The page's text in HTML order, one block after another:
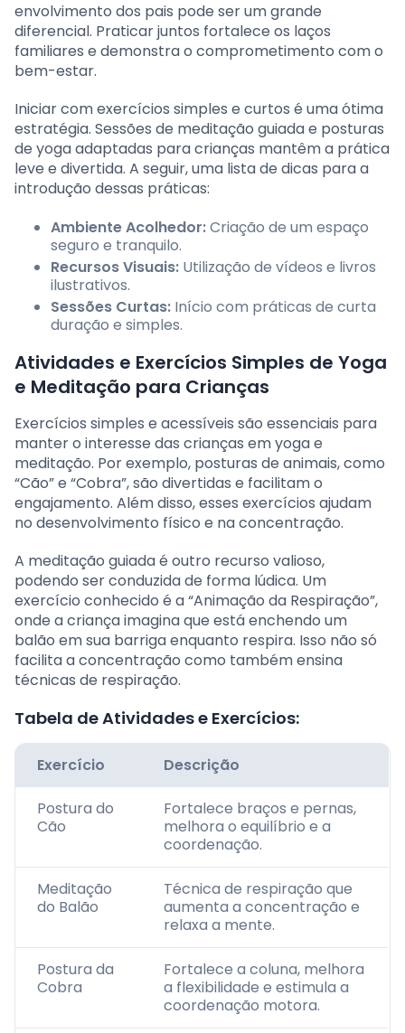
envolvimento dos pais pode ser um grande
diferencial. Praticar juntos fortalece os laços
familiares e demonstra o comprometimento com o
bem-estar.
Iniciar com exercícios simples e curtos é uma ótima
estratégia. Sessões de meditação guiada e posturas
de yoga adaptadas para crianças mantêm a prática
leve e divertida. A seguir, uma lista de dicas para a
introdução dessas práticas:
Ambiente Acolhedor:Criação de um espaço
seguro e tranquilo.
Recursos Visuais: Utilização de vídeos e livros
ilustrativos.
Sessões Curtas: Início com práticas de curta
duração e simples.
Atividades e Exercícios Simples de Yoga
e Meditação para Crianças
Exercícios simples e acessíveis são essenciais para
manter o interesse das crianças em yoga e
meditação. Por exemplo, posturas de animais, como
“Cão” e “Cobra”, são divertidas e facilitam o
engajamento. Além disso, esses exercícios ajudam
no desenvolvimento físico e na concentração.
A meditação guiada é outro recurso valioso,
podendo ser conduzida de forma lúdica. Um
exercício conhecido é a “Animação da Respiração”,
onde a criança imagina que está enchendo um
balão em sua barriga enquanto respira. Isso não só
facilita a concentração como também ensina
técnicas de respiração.
Tabela de Atividades e Exercícios:
Exercício Descrição
Postura do
Cão
Fortalece braços e pernas,
melhora o equilíbrio e a
coordenação.
Meditação
do Balão
Técnica de respiração que
aumenta a concentração e
relaxa a mente.
Postura da
Cobra
Fortalece a coluna, melhora
a flexibilidade e estimula a
coordenação motora.